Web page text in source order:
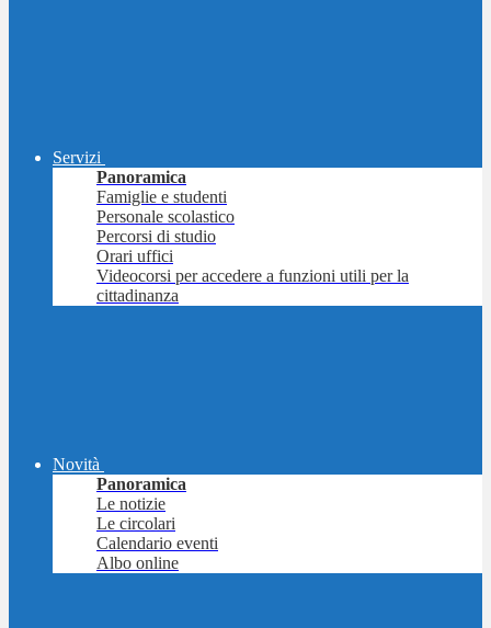
Servizi
Panoramica
Famiglie e studenti
Personale scolastico
Percorsi di studio
Orari uffici
Videocorsi per accedere a funzioni utili per la
cittadinanza
Novità
Panoramica
Le notizie
Le circolari
Calendario eventi
Albo online